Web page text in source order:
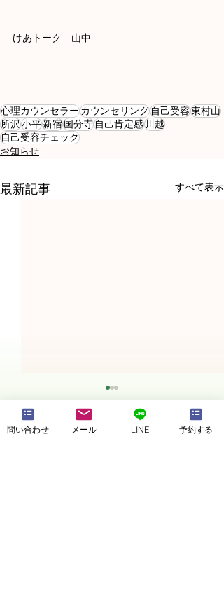
けあトーク　山中
心理カウンセラーカウンセリング自己受容東村山
所沢小平新宿国分寺自己肯定感川越
自己受容チェック
お知らせ
最新記事 すべて表示
問い合わせ メール LINE 予約する